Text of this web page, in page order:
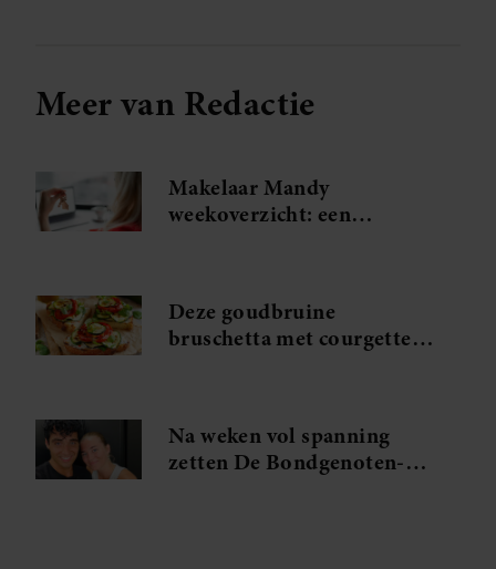
Meer van Redactie
Makelaar Mandy
weekoverzicht: een
Deze goudbruine
bruschetta met courgette
Na weken vol spanning
zetten De Bondgenoten-